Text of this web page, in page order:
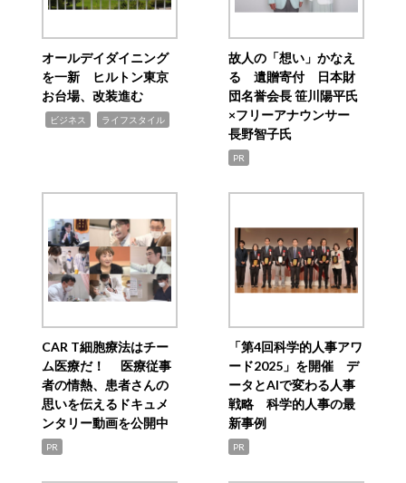
オールデイダイニング
を一新 ヒルトン東京
お台場、改装進む
ビジネス ライフスタイル
故人の「想い」かなえ
る 遺贈寄付 日本財
団名誉会長 笹川陽平氏
×フリーアナウンサー
長野智子氏
PR
CAR T細胞療法はチー
ム医療だ！ 医療従事
者の情熱、患者さんの
思いを伝えるドキュメ
ンタリー動画を公開中
PR
「第4回科学的人事アワ
ード2025」を開催 デ
ータとAIで変わる人事
戦略 科学的人事の最
新事例
PR